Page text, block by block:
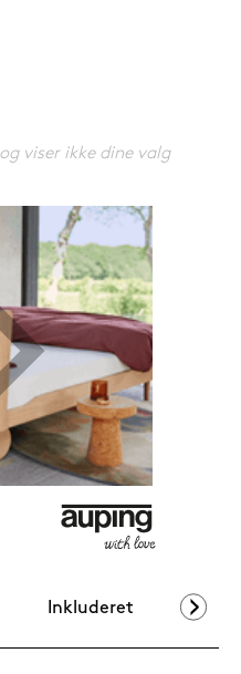
viser ikke dine valg
Inkluderet